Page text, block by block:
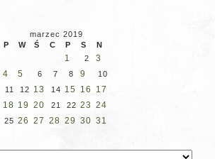
marzec 2019
P
W Ś C P S N
1 2
3
4
5 6 7 8 9
10
11
12 13 14 15 16
17
18 19 20 21 22 23 24
25 26 27 28 29 30 31